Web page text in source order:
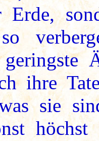
Erde,
so
ihre
sie